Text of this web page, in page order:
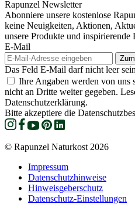
Rapunzel Newsletter
Abonniere unsere kostenlose
keine Neuigkeiten, Aktionen,
unsere Produkte und inspirierende
E-Mail
Das Feld E-Mail darf nicht leer
Ihre Angaben werden von uns
nicht an Dritte weiter gegeben.
Datenschutzerklärung.
Bitte akzeptiere die
© Rapunzel Naturkost 2026
Impressum
Datenschutzhinweise
Hinweisgeberschutz
Datenschutz-Einstellungen